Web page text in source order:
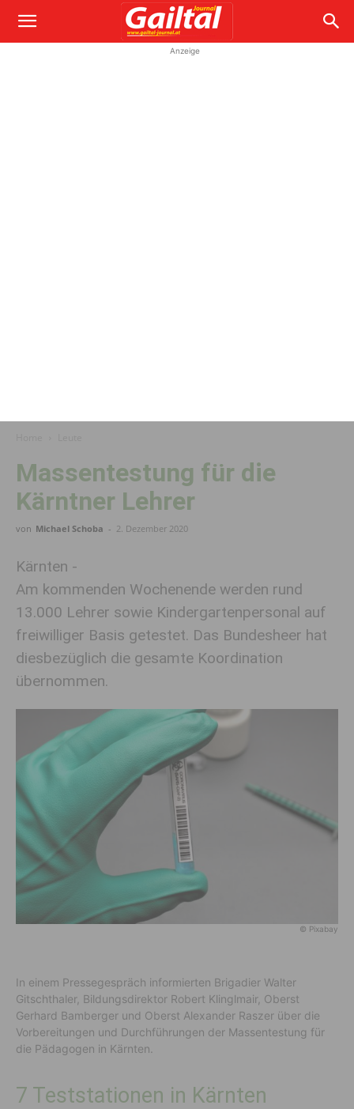
Anzeige
Massen­testung für die
Kärntner Lehrer
von Michael Schoba - 2. Dezember 2020
Kärnten -
Am kommenden Wochenende werden rund
13.000 Lehrer sowie Kindergartenpersonal auf
freiwilliger Basis getestet. Das Bundesheer hat
diesbezüglich die gesamte Koordination
übernommen.
© Pixabay
In einem Pressegespräch informierten Brigadier Walter
Gitschthaler, Bildungsdirektor Robert Klinglmair, Oberst
Gerhard Bamberger und Oberst Alexander Raszer über die
Vorbereitungen und Durchführungen der Massentestung für
die Pädagogen in Kärnten.
7 Teststationen in Kärnten